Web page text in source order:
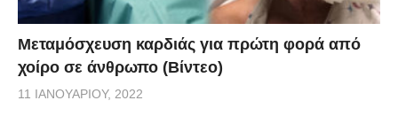
Μεταμόσχευση καρδιάς για πρώτη φορά από
χοίρο σε άνθρωπο (Βίντεο)
11 ΙΑΝΟΥΑΡΊΟΥ, 2022